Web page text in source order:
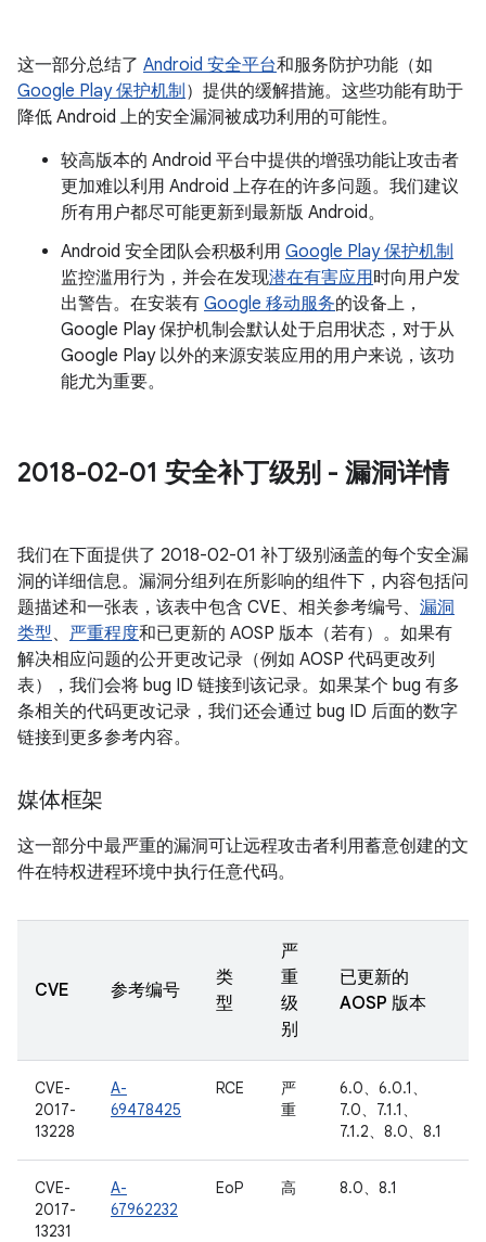
这一部分总结了 Android 安全平台和服务防护功能（如
Google Play 保护机制 ）提供的缓解措施。这些功能有助于
降低 Android 上的安全漏洞被成功利用的可能性。
较高版本的 Android 平台中提供的增强功能让攻击者
更加难以利用 Android 上存在的许多问题。我们建议
所有用户都尽可能更新到最新版 Android。
Android 安全团队会积极利用 Google Play 保护机制
监控滥用行为，并会在发现潜在有害应用时向用户发
出警告。在安装有 Google 移动服务的设备上，
Google Play 保护机制会默认处于启用状态，对于从
Google Play 以外的来源安装应用的用户来说，该功
能尤为重要。
2018-02-01 安全补丁级别 - 漏洞详情
我们在下面提供了 2018-02-01 补丁级别涵盖的每个安全漏
洞的详细信息。漏洞分组列在所影响的组件下，内容包括问
题描述和一张表，该表中包含 CVE、相关参考编号、 漏洞
类型、 严重程度和已更新的 AOSP 版本（若有）。如果有
解决相应问题的公开更改记录（例如 AOSP 代码更改列
表），我们会将 bug ID 链接到该记录。如果某个 bug 有多
条相关的代码更改记录，我们还会通过 bug ID 后面的数字
链接到更多参考内容。
媒体框架
这一部分中最严重的漏洞可让远程攻击者利用蓄意创建的文
件在特权进程环境中执行任意代码。
CVE 参考编号
类
型
严
重
级
别
已更新的
AOSP 版本
CVE-
2017-
13228
A-
69478425
RCE
严
重
6.0、6.0.1、
7.0、7.1.1、
7.1.2、8.0、8.1
CVE-
2017-
13231
A-
67962232
EoP 高 8.0、8.1